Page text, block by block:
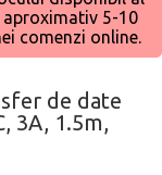
5-10
comenzi online.
de date
3A, 1.5m,